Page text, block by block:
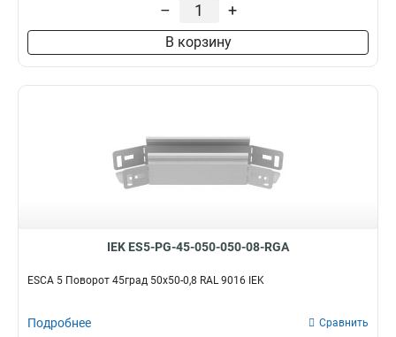
– +
В корзину
IEK ES5-PG-45-050-050-08-RGA
ESCA 5 Поворот 45град 50х50-0,8 RAL 9016 IEK
Подробнее Сравнить